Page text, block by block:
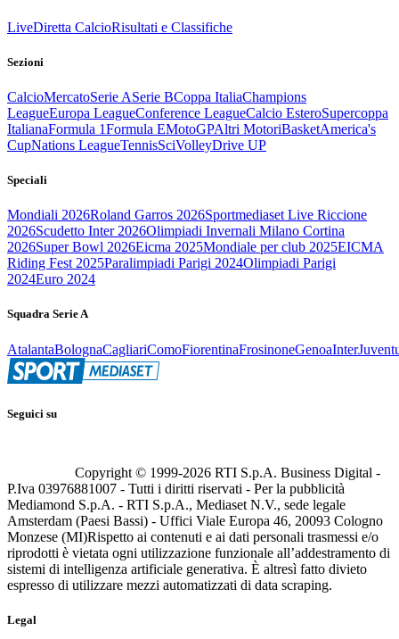
LiveDiretta CalcioRisultati e Classifiche
Sezioni
CalcioMercatoSerie ASerie BCoppa ItaliaChampions
LeagueEuropa LeagueConference LeagueCalcio EsteroSupercoppa
ItalianaFormula 1Formula EMotoGPAltri MotoriBasketAmerica's
CupNations LeagueTennisSciVolleyDrive UP
Speciali
Mondiali 2026Roland Garros 2026Sportmediaset Live Riccione
2026Scudetto Inter 2026Olimpiadi Invernali Milano Cortina
2026Super Bowl 2026Eicma 2025Mondiale per club 2025EICMA
Riding Fest 2025Paralimpiadi Parigi 2024Olimpiadi Parigi
2024Euro 2024
Squadra Serie A
AtalantaBolognaCagliariComoFiorentinaFrosinoneGenoaInter
Seguici su
Copyright © 1999-2026 RTI S.p.A. Business Digital -
P.Iva 03976881007 - Tutti i diritti riservati - Per la pubblicità
Mediamond S.p.A. - RTI S.p.A., Mediaset N.V., sede legale
Amsterdam (Paesi Bassi) - Uffici Viale Europa 46, 20093 Cologno
Monzese (MI)Rispetto ai contenuti e ai dati personali trasmessi e/o
riprodotti è vietata ogni utilizzazione funzionale all’addestramento di
sistemi di intelligenza artificiale generativa. È altresì fatto divieto
espresso di utilizzare mezzi automatizzati di data scraping.
Legal